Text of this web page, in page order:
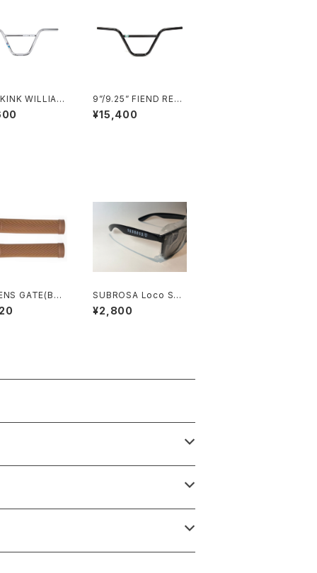
WILLIAM
9”/9.25” FIEND REY
NOLDS BAR BLACK
¥15,400
GATE(BEG
GUM
SUBROSA Loco Sun
glasses
¥2,800